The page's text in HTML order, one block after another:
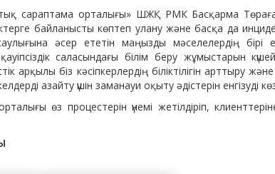
сараптама орталығы» ШЖҚ РМК Басқарма
байланысты көптеп улану және басқа да
әсер ететін маңызды мәселелердің бірі
саласындағы білім беру жұмыстарын
арқылы біз кәсіпкерлердің біліктілігін арттыру
азайту үшін заманауи оқыту әдістерін
өз процестерін үнемі жетілдіріп,